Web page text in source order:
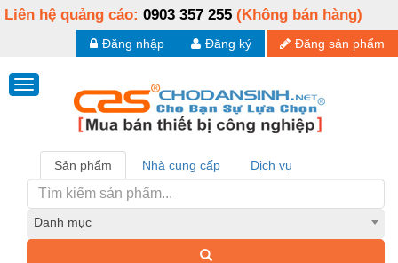
Liên hệ quảng cáo: 0903 357 255 (Không bán hàng)
Đăng sản phẩm
Đăng ký
Đăng nhập
Sản phẩm Nhà cung cấp Dịch vụ
Danh mục